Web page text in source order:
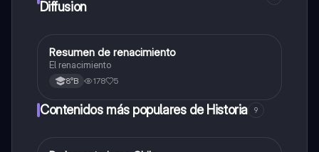
Diffusion
Historia, Geografía y Ciencias Sociales
Resumen de renacimiento
El renacimiento
8°B 178 5
Contenidos más populares de Historia 9